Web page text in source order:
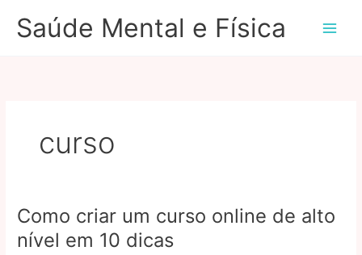
paraSaúde Mental e Física
curso
Como criar um curso online de alto
nível em 10 dicas